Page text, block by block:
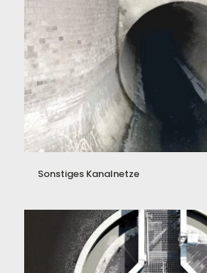
Sonstiges Kanalnetze